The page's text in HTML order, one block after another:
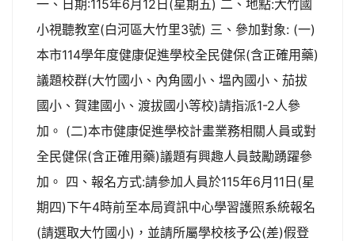
一、日期:115年6月12日(星期五) 二、地點:大竹國
小視聽教室(白河區大竹里3號) 三、參加對象: (一)
本市114學年度健康促進學校全民健保(含正確用藥)
議題校群(大竹國小、內角國小、塭內國小、茄拔
國小、賀建國小、渡拔國小等校)請指派1-2人參
加。 (二)本市健康促進學校計畫業務相關人員或對
全民健保(含正確用藥)議題有興趣人員鼓勵踴躍參
加。 四、報名方式:請參加人員於115年6月11日(星
期四)下午4時前至本局資訊中心學習護照系統報名
(請選取大竹國小)，並請所屬學校核予公(差)假登